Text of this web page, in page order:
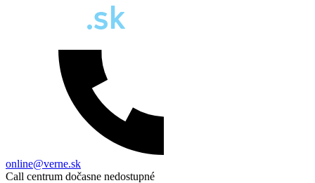
online@verne.sk
Call centrum dočasne nedostupné